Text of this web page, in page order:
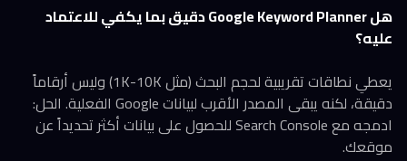
هل Google Keyword Planner دقيق بما يكفي للاعتماد
عليه؟
يعطي نطاقات تقريبية لحجم البحث (مثل 1K-10K) وليس أرقاماً
دقيقة، لكنه يبقى المصدر الأقرب لبيانات Google الفعلية. الحل:
ادمجه مع Search Console للحصول على بيانات أكثر تحديداً عن
موقعك.